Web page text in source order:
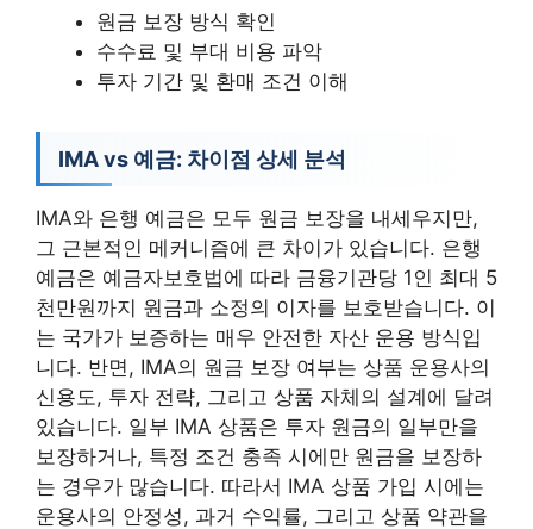
원금 보장 방식 확인
수수료 및 부대 비용 파악
투자 기간 및 환매 조건 이해
IMA vs 예금: 차이점 상세 분석
IMA와 은행 예금은 모두 원금 보장을 내세우지만,
그 근본적인 메커니즘에 큰 차이가 있습니다. 은행
예금은 예금자보호법에 따라 금융기관당 1인 최대 5
천만원까지 원금과 소정의 이자를 보호받습니다. 이
는 국가가 보증하는 매우 안전한 자산 운용 방식입
니다. 반면, IMA의 원금 보장 여부는 상품 운용사의
신용도, 투자 전략, 그리고 상품 자체의 설계에 달려
있습니다. 일부 IMA 상품은 투자 원금의 일부만을
보장하거나, 특정 조건 충족 시에만 원금을 보장하
는 경우가 많습니다. 따라서 IMA 상품 가입 시에는
운용사의 안정성, 과거 수익률, 그리고 상품 약관을